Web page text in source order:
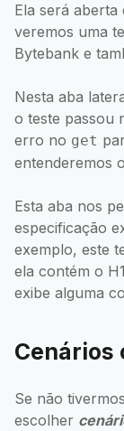
Ela será
veremos uma
Bytebank e
Nesta aba
o teste passou
erro no get
entenderemos
Esta aba nos
especificação
exemplo, este
ela contém o
exibe alguma
Cenários
Se não
escolher